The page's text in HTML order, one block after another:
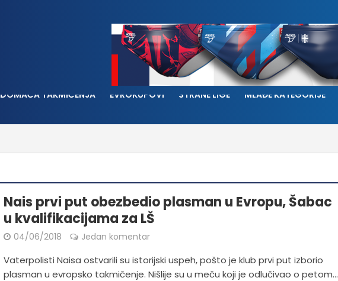
DOMAĆA TAKMIČENJA EVROKUPOVI STRANE LIGE MLAĐE KATEGORIJE
Nais prvi put obezbedio plasman u Evropu, Šabac
u kvalifikacijama za LŠ
04/06/2018 Jedan komentar
Vaterpolisti Naisa ostvarili su istorijski uspeh, pošto je klub prvi put izborio
plasman u evropsko takmičenje. Nišlije su u meču koji je odlučivao o petom...